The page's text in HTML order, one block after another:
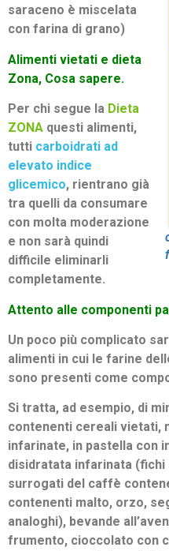
saraceno è miscelata
con farina di grano)
Alimenti vietati e dieta
Zona, Cosa sapere.
Per chi segue la Dieta
ZONA questi alimenti,
tutti carboidrati ad
elevato indice
glicemico, rientrano già
tra quelli da consumare
con molta moderazione
e non sarà quindi
difficile eliminarli
completamente.
Attento alle componenti
Un poco più complicato
alimenti in cui le farine
sono presenti come
Si tratta, ad esempio, di
contenenti cereali vietati,
infarinate, in pastella con
disidratata infarinata
surrogati del caffè
contenenti malto, orzo,
analoghi), bevande
frumento, cioccolato con